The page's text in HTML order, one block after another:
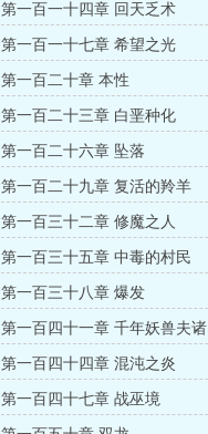
第一百一十四章 回天乏术
第一百一十七章 希望之光
第一百二十章 本性
第一百二十三章 白垩种化
第一百二十六章 坠落
第一百二十九章 复活的羚羊
第一百三十二章 修魔之人
第一百三十五章 中毒的村民
第一百三十八章 爆发
第一百四十一章 千年妖兽夫诸
第一百四十四章 混沌之炎
第一百四十七章 战巫境